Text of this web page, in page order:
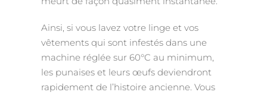
Ainsi, si vous lavez votre linge et vos
vêtements qui sont infestés dans une
machine réglée sur 60°C au minimum,
les punaises et leurs œufs deviendront
rapidement de l’histoire ancienne. Vous